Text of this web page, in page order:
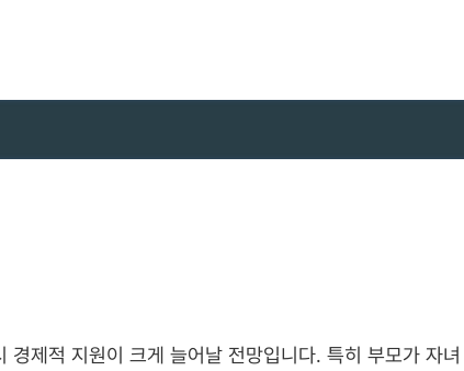
제적 지원이 크게 늘어날 전망입니다. 특히 부모가 자